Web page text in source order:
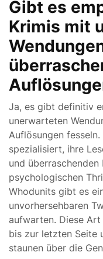
Gibt es
Krimis mit
Ja, es gibt definitiv
unerwarteten
Auflösungen
spezialisiert, ihre
und überraschenden
psychologischen
Whodunits gibt es
unvorhersehbaren
aufwarten. Diese
bis zur letzten Seite
staunen über die